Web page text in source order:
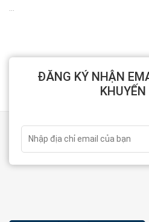
ĐĂNG KÝ NHẬN